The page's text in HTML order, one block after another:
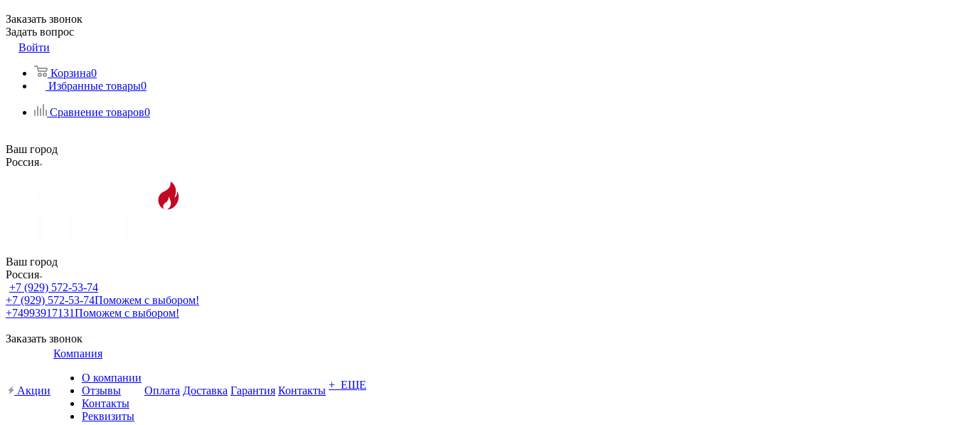
Заказать звонок
Задать вопрос
Войти
Корзина0
Избранные товары0
Сравнение товаров0
Ваш город
Россия
Ваш город
Россия
+7 (929) 572-53-74
+7 (929) 572-53-74Поможем с выбором!
+74993917131Поможем с выбором!
Заказать звонок
Акции
Компания
О компании
Отзывы
Контакты
Реквизиты
Оплата Доставка Гарантия Контакты + ЕЩЕ